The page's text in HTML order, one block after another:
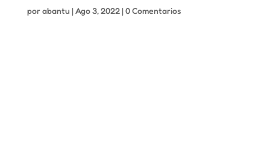
porabantu |Ago 3, 2022|0 Comentarios